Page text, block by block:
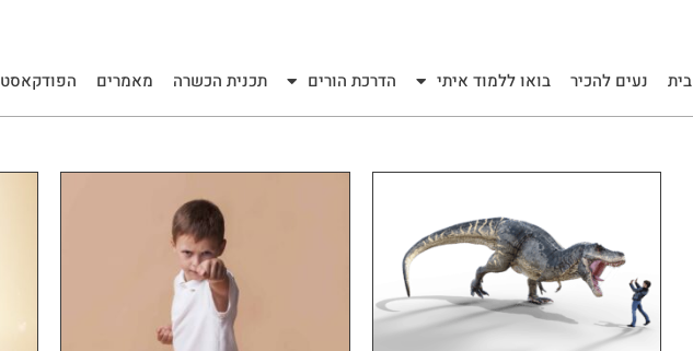
בית נעים להכיר בואו ללמוד איתי הדרכת הורים תכנית הכשרה מאמרים הפודקאסט